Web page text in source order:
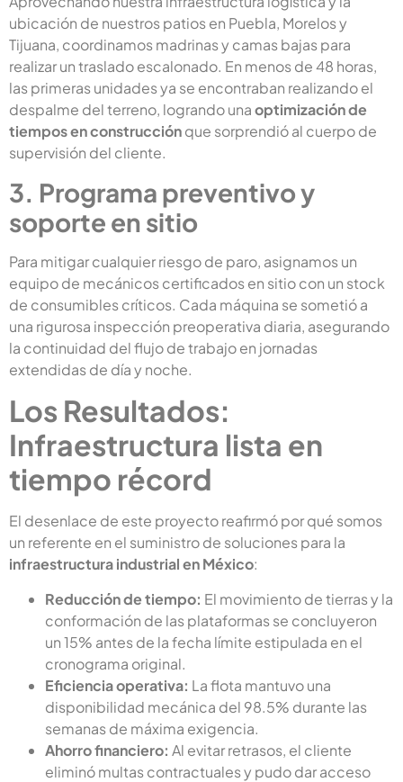
ubicación de nuestros patios en Puebla, Morelos y
Tijuana, coordinamos madrinas y camas bajas para
realizar un traslado escalonado. En menos de 48 horas,
las primeras unidades ya se encontraban realizando el
despalme del terreno, logrando unaoptimización de
tiempos en construcciónque sorprendió al cuerpo de
supervisión del cliente.
3. Programa preventivo y
soporte en sitio
Para mitigar cualquier riesgo de paro, asignamos un
equipo de mecánicos certificados en sitio con un stock
de consumibles críticos. Cada máquina se sometió a
una rigurosa inspección preoperativa diaria, asegurando
la continuidad del flujo de trabajo en jornadas
extendidas de día y noche.
Los Resultados:
Infraestructura lista en
tiempo récord
El desenlace de este proyecto reafirmó por qué somos
un referente en el suministro de soluciones para la
infraestructura industrial en México:
Reducción de tiempo: El movimiento de tierras y la
conformación de las plataformas se concluyeron
un 15% antes de la fecha límite estipulada en el
cronograma original.
Eficiencia operativa: La flota mantuvo una
disponibilidad mecánica del 98.5% durante las
semanas de máxima exigencia.
Ahorro financiero: Al evitar retrasos, el cliente
eliminó multas contractuales y pudo dar acceso